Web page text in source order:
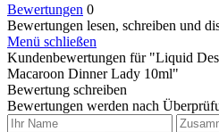
Bewertungen 0
Bewertungen lesen, schreiben und
Menü schließen
Kundenbewertungen für "Liquid
Macaroon Dinner Lady 10ml"
Bewertung schreiben
Bewertungen werden nach